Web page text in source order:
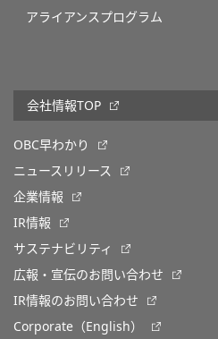
アライアンスプログラム
会社情報TOP
OBC早わかり
ニュースリリース
企業情報
IR情報
サステナビリティ
広報・宣伝のお問い合わせ
IR情報のお問い合わせ
Corporate（English）